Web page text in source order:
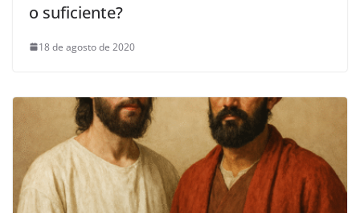
o suficiente?
18 de agosto de 2020